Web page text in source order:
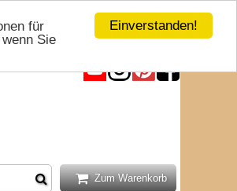
Einverstanden!
für
Sie